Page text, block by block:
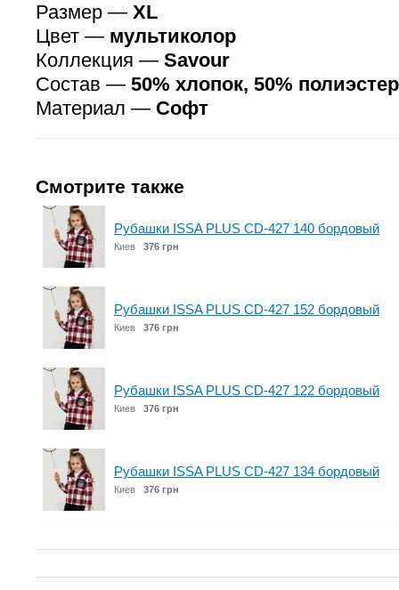
Размер — XL
Цвет — мультиколор
Коллекция — Savour
Состав — 50% хлопок, 50% полиэстер
Материал — Софт
Смотрите также
Рубашки ISSA PLUS CD-427 140 бордовый
Киев 376 грн
Рубашки ISSA PLUS CD-427 152 бордовый
Киев 376 грн
Рубашки ISSA PLUS CD-427 122 бордовый
Киев 376 грн
Рубашки ISSA PLUS CD-427 134 бордовый
Киев 376 грн